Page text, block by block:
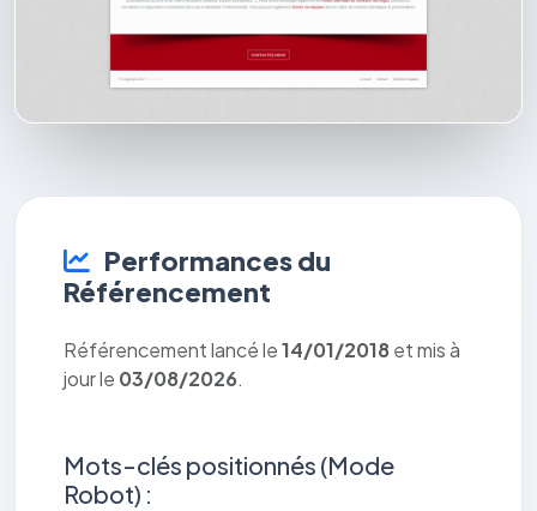
Performances du
Référencement
Référencement lancé le14/01/2018 et mis à
jour le 03/08/2026.
Mots-clés positionnés (Mode
Robot) :